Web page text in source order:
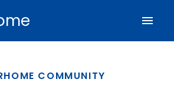
COMMUNITY